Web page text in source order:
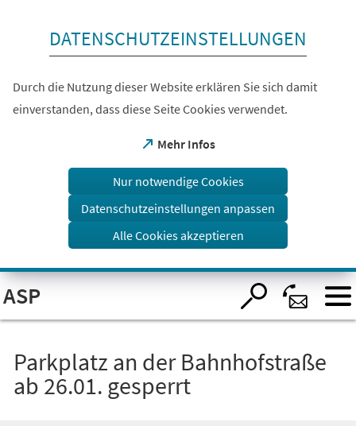
Visuelle
Assistenzsoftware
öffnen.
DATENSCHUTZEINSTELLUNGEN
Durch die Nutzung dieser Website erklären Sie sich damit
einverstanden, dass diese Seite Cookies verwendet.
Mehr Infos
(Öffnet
einem
Tab)
Nur notwendige Cookies
Datenschutzeinstellungen anpassen
Alle Cookies akzeptieren
ASP
Parkplatz an der Bahnhofstraße
ab 26.01. gesperrt